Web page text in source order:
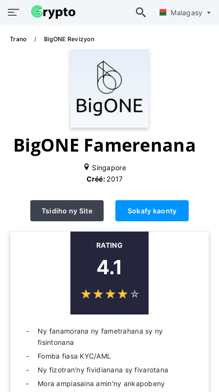
Malagasy
Trano BigONE Revizyon
BigONE Famerenana
Singapore
Créé: 2017
Tsidiho ny Site Sokafy kaonty
RATING
4.1
☆☆☆☆ ☆
★★★★ ★
Ny fanamorana ny fametrahana sy ny
fisintonana
Fomba fiasa KYC/AML
Ny fizotran'ny fividianana sy fivarotana
Mora ampiasaina amin'ny ankapobeny